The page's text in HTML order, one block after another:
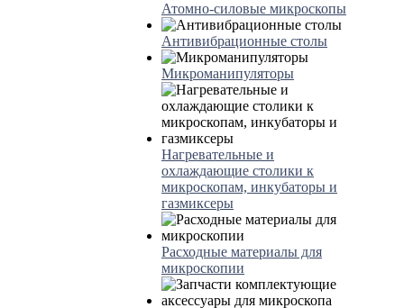
Атомно-силовые микроскопы
Антивибрационные столы
Микроманипуляторы
Нагревательные и
охлаждающие столики к
микроскопам, инкубаторы и
газмиксеры
Расходные материалы для
микроскопии